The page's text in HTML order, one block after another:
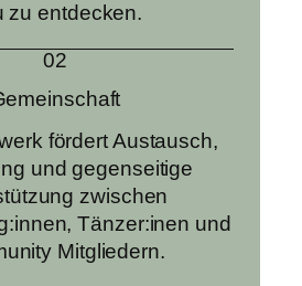
zu entdecken.
02
fördert Austausch,
und gegenseitige
zwischen
Tänzer:inen und
Mitgliedern.